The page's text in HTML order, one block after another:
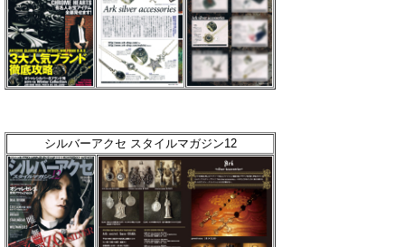
シルバーアクセ スタイルマガジン12